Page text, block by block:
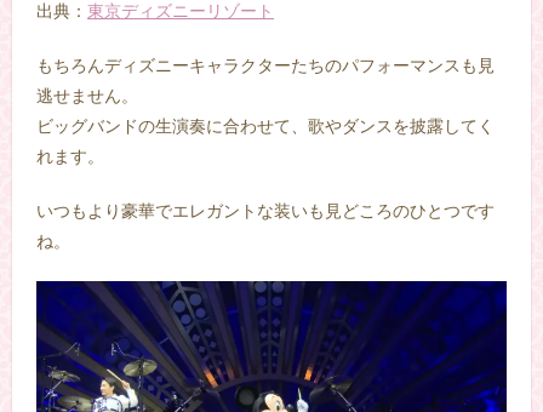
出典： 東京ディズニーリゾート
もちろんディズニーキャラクターたちのパフォーマンスも見
逃せません。
ビッグバンドの生演奏に合わせて、歌やダンスを披露してく
れます。
いつもより豪華でエレガントな装いも見どころのひとつです
ね。